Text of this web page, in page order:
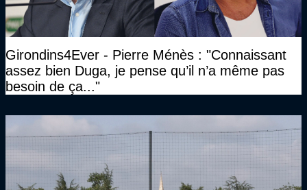
Girondins4Ever - Pierre Ménès : "Connaissant
assez bien Duga, je pense qu’il n’a même pas
besoin de ça..."